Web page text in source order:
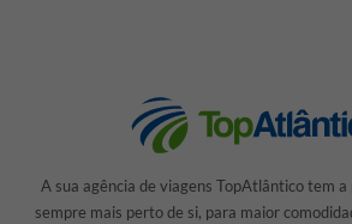
A sua agência de viagens TopAtlântico tem
sempre mais perto de si, para maior